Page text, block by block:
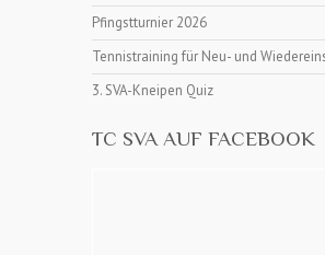
Pfingstturnier 2026
Tennistraining für Neu- und
3. SVA-Kneipen Quiz
TC SVA AUF FACEBOOK